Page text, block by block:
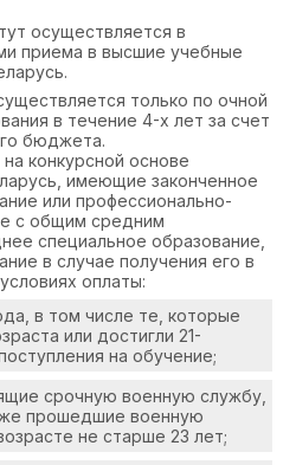
осуществляется в
приема в высшие учебные
только по очной
в течение 4-х лет за счет
бюджета.
конкурсной основе
имеющие законченное
или профессионально-
с общим средним
специальное образование,
в случае получения его в
оплаты:
в том числе те, которые
или достигли 21-
на обучение;
срочную военную службу,
прошедшие военную
не старше 23 лет;